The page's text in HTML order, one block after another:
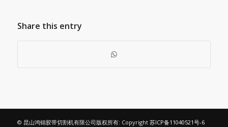
Share this entry
© 昆山鸿锦胶带切割机有限公司版权所有: Copyright 苏ICP备11040521号-6